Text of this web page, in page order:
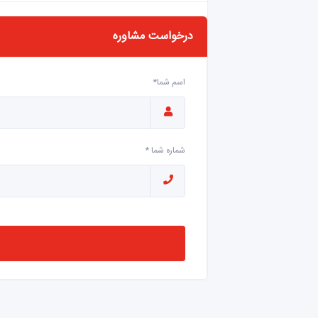
درخواست مشاوره
اسم شما*
شماره شما *